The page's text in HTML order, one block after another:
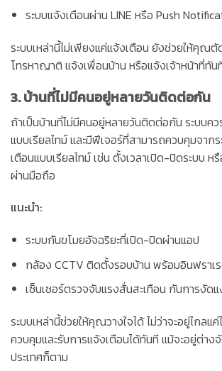
ระบบแจ้งเตือนผ่าน LINE หรือ Push
ระบบเหล่านี้ไม่เพียงแค่แจ้งเตือน ยังช่วยให้คุณตั
โทรหาญาติ แจ้งเพื่อนบ้าน หรือแจ้งเจ้าหน้าที่ทั
3. บ้านที่ไม่มีคนอยู่หลายวันติดต่อกัน
ถ้าเป็นบ้านที่ไม่มีคนอยู่หลายวันติดต่อกัน ระบบคว
แบบเรียลไทม์ และมีฟีเจอร์ที่สามารถควบคุมจากร
เตือนแบบเรียลไทม์ เช่น ตั้งเวลาเปิด-ปิดระบบ
ผ่านมือถือ
แนะนำ:
ระบบกันขโมยอัจฉริยะที่เปิด-ปิดผ่านแอป
กล้อง CCTV ติดตั้งรอบบ้าน พร้อมอินฟราเ
เซ็นเซอร์ตรวจจับแรงสั่นสะเทือน กันการงัดแ
ระบบเหล่านี้ช่วยให้คุณวางใจได้ ไม่ว่าจะอยู่ไกลแ
ควบคุมและรับการแจ้งเตือนได้ทันที แม้จะอยู่ต่าง
ประเทศก็ตาม